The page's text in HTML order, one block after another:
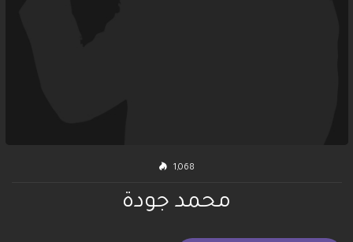
1,068
محمد جودة